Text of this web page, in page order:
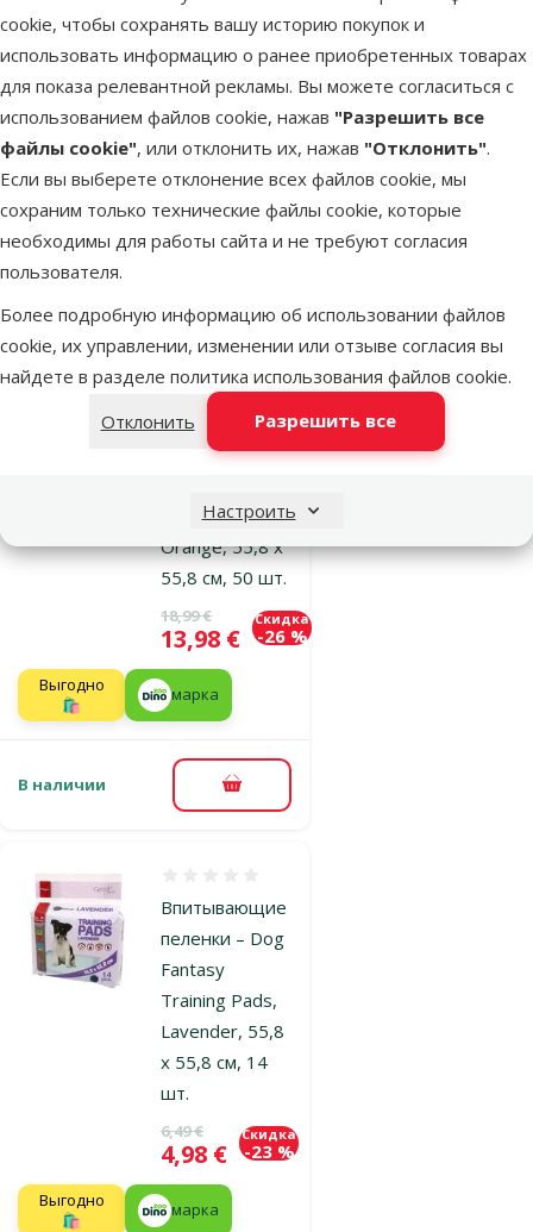
cookie, чтобы сохранять вашу историю покупок и
использовать информацию о ранее приобретенных товарах
для показа релевантной рекламы. Вы можете согласиться с
использованием файлов cookie, нажав "Разрешить все
файлы cookie", или отклонить их, нажав "Отклонить".
Если вы выберете отклонение всех файлов cookie, мы
сохраним только технические файлы cookie, которые
необходимы для работы сайта и не требуют согласия
пользователя.
Более подробную информацию об использовании файлов
cookie, их управлении, изменении или отзыве согласия вы
найдете в разделе политика использования файлов cookie.
Отклонить
Разрешить все
Настроить
Training Pads,
Orange, 55,8 x
55,8 cм, 14 шт.
Исходная цена
6,49 €
Цена
4,98 € -23 %
🛍️
марка
В корзину
Впитывающие
пеленки – Dog
Training Pads,
Orange, 55,8 x
55,8 cм, 50 шт.
Оценка 0%
Исходная цена
18,99 €
Цена
13,98 €
Скидка
-26 %
Выгодно
🛍️
марка
В наличии В корзину
Впитывающие
пеленки – Dog
Fantasy
Training Pads,
Lavender, 55,8
x 55,8 cм, 14
шт.
Исходная цена
6,49 €
Цена
4,98 €
Скидка
-23 %
Выгодно
🛍️
марка